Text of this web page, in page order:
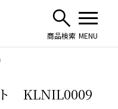
KLNIL0009